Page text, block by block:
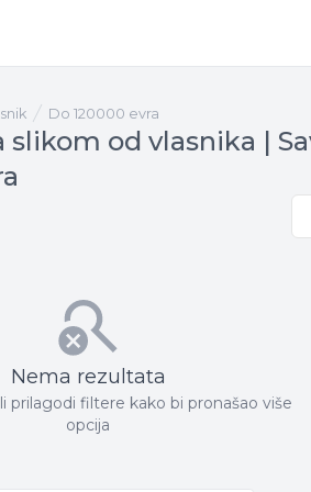
Do 120000 evra
od vlasnika |
Nema rezultata
prilagodi filtere kako bi pronašao više
opcija